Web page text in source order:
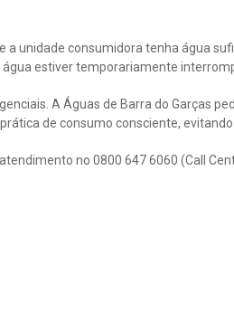
unidade consumidora tenha água
estiver temporariamente
A Águas de Barra do Garças
de consumo consciente, evitando
no 0800 647 6060 (Call